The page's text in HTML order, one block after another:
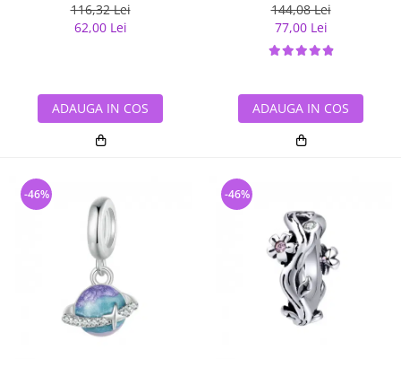
116,32 Lei
62,00 Lei
ADAUGA IN COS
144,08 Lei
77,00 Lei
ADAUGA IN COS
-46% -46%